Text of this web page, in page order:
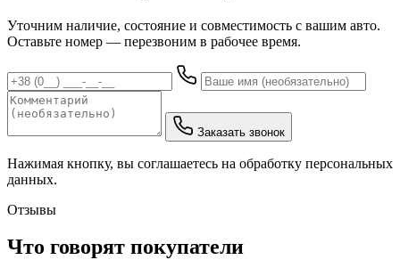
Уточним наличие, состояние и совместимость с вашим авто.
Оставьте номер — перезвоним в рабочее время.
Заказать звонок
Нажимая кнопку, вы соглашаетесь на обработку персональных
данных.
Отзывы
Что говорят покупатели